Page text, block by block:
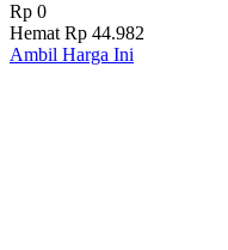
Rp 0
Hemat Rp 44.982
Ambil Harga Ini